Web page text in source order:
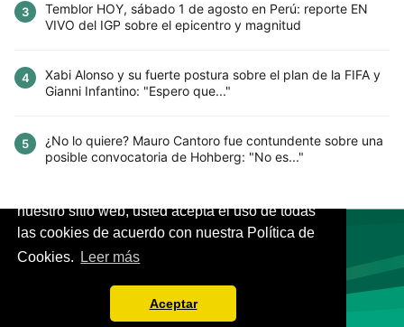
Este sitio utiliza cookies para mejorar la
nuestro sitio web, usted acepta el uso de todas
las cookies de acuerdo con nuestra Política de
Cookies.
Leer más
Aceptar
3
Temblor HOY, sábado 1 de agosto en Perú: reporte EN
VIVO del IGP sobre el epicentro y magnitud
4
Xabi Alonso y su fuerte postura sobre el plan de la FIFA y
Gianni Infantino: "Espero que..."
5
¿No lo quiere? Mauro Cantoro fue contundente sobre una
posible convocatoria de Hohberg: "No es..."